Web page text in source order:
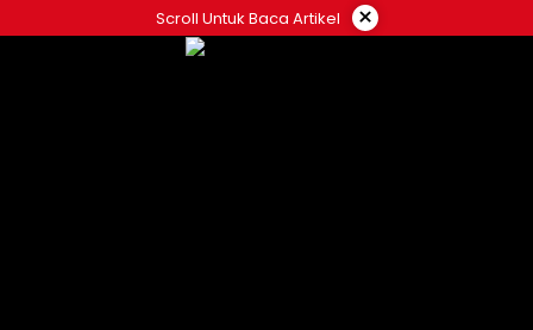
to
Scroll Untuk Baca Artikel ×